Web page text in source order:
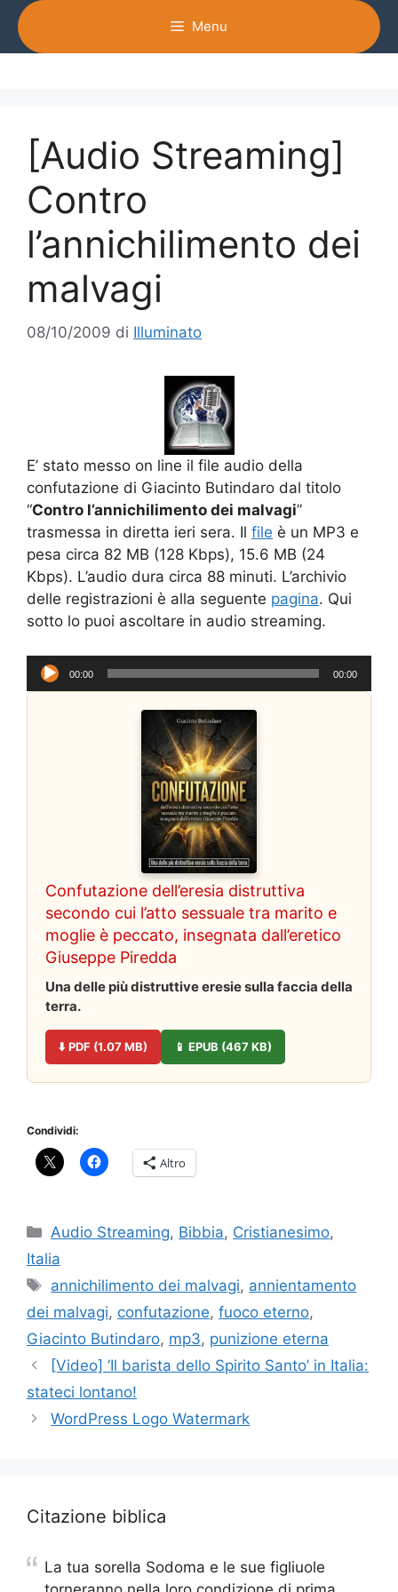
Vai
contenuto
Menu
[Audio Streaming]
Contro
l’annichilimento dei
malvagi
08/10/2009 di Illuminato
E’ stato messo on line il file audio della
confutazione di Giacinto Butindaro dal titolo
“Contro l’annichilimento dei malvagi”
trasmessa in diretta ieri sera. Il file è un MP3 e
pesa circa 82 MB (128 Kbps), 15.6 MB (24
Kbps). L’audio dura circa 88 minuti. L’archivio
delle registrazioni è alla seguente pagina. Qui
sotto lo puoi ascoltare in audio streaming.
Audio
Player
00:00 00:00
Confutazione dell’eresia distruttiva
secondo cui l’atto sessuale tra marito e
moglie è peccato, insegnata dall’eretico
Giuseppe Piredda
Una delle più distruttive eresie sulla faccia della
terra.
⬇️ PDF (1.07 MB) 📱 EPUB (467 KB)
Condividi:
Altro
Categorie
Audio Streaming, Bibbia, Cristianesimo,
Italia
Tag
annichilimento dei malvagi, annientamento
dei malvagi, confutazione, fuoco eterno,
Giacinto Butindaro, mp3, punizione eterna
[Video] ‘Il barista dello Spirito Santo’ in Italia:
stateci lontano!
WordPress Logo Watermark
Citazione biblica
La tua sorella Sodoma e le sue figliuole